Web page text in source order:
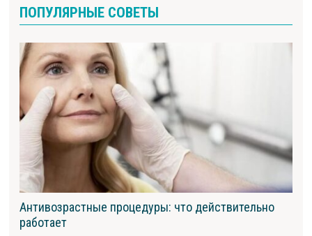
ПОПУЛЯРНЫЕ СОВЕТЫ
Антивозрастные процедуры: что действительно
работает